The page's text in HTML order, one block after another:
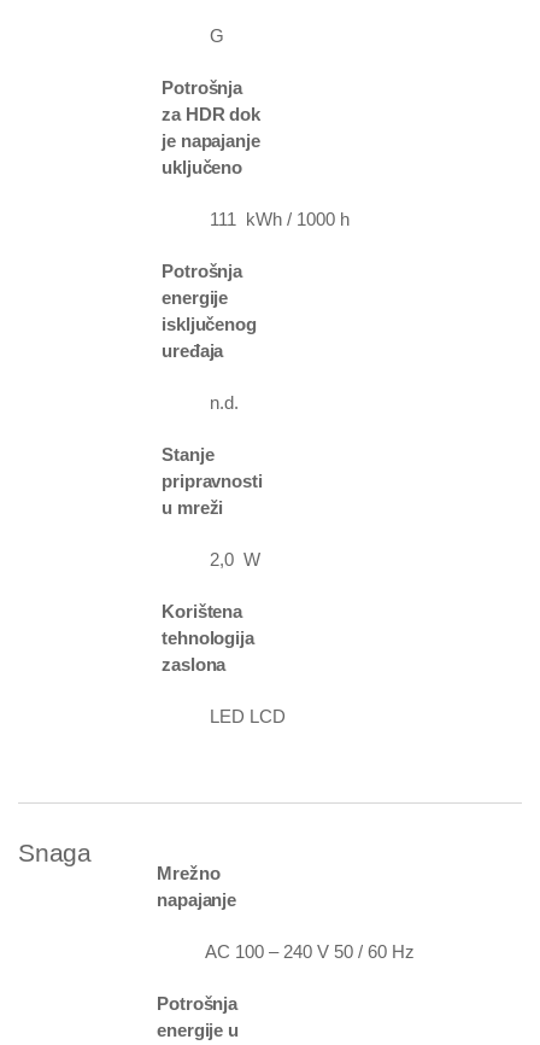
G
Potrošnja
za HDR dok
je napajanje
uključeno
111 kWh / 1000 h
Potrošnja
energije
isključenog
uređaja
n.d.
Stanje
pripravnosti
u mreži
2,0 W
Korištena
tehnologija
zaslona
LED LCD
Snaga
Mrežno
napajanje
AC 100 – 240 V 50 / 60 Hz
Potrošnja
energije u